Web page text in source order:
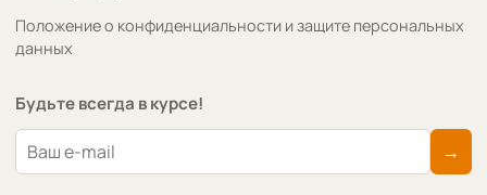
Положение о конфиденциальности и защите персональных
данных
Будьте всегда в курсе!
→